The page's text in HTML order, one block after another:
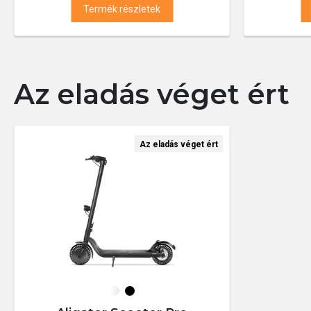
Termék részletek
Az eladás véget ért
Az eladás véget ért